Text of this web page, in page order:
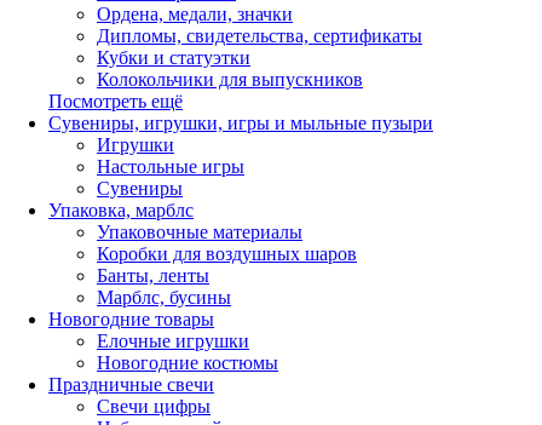
Ордена, медали, значки
Дипломы, свидетельства, сертификаты
Кубки и статуэтки
Колокольчики для выпускников
Посмотреть ещё
Сувениры, игрушки, игры и мыльные пузыри
Игрушки
Настольные игры
Сувениры
Упаковка, марблс
Упаковочные материалы
Коробки для воздушных шаров
Банты, ленты
Марблс, бусины
Новогодние товары
Елочные игрушки
Новогодние костюмы
Праздничные свечи
Свечи цифры